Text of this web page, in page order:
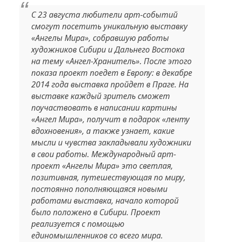
С 23 августа любители арт-событий
смогут посетить уникальную выставку
«Ангелы Мира», собравшую работы
художников Сибири и Дальнего Востока
на тему «Ангел-Хранитель». После этого
показа проект поедет в Европу: в декабре
2014 года выставка пройдет в Праге. На
выставке каждый зритель сможет
поучаствовать в написании картины
«Ангел Мира», получит в подарок «ленту
вдохновения», а также узнает, какие
мысли и чувства закладывали художники
в свои работы. Международный арт-
проект «Ангелы Мира» это светлая,
позитивная, путешествующая по миру,
постоянно пополняющаяся новыми
работами выставка, начало которой
было положено в Сибири. Проект
реализуется с помощью
единомышленников со всего мира.